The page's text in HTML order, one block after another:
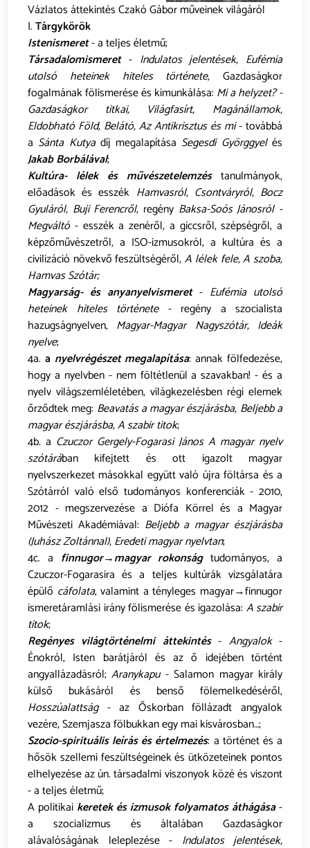
Vázlatos áttekintés Czakó Gábor műveinek világáról
I.Tárgykörök
Istenismeret- a teljes életmű;
Társadalomismeret- Indulatos jelentések, Eufémia
utolsó heteinek hiteles története, Gazdaságkor
fogalmának fölismerése és kimunkálása: Mi a helyzet? -
Gazdaságkor titkai, Világfasírt, Magánállamok,
Eldobható Föld, Belátó, Az Antikrisztus és mi- továbbá
a Sánta Kutyadíj megalapítása Segesdi Györggyelés
Jakab Borbálával;
Kultúra- lélek és művészetelemzéstanulmányok,
előadások és esszék Hamvasról, Csontváryról, Bocz
Gyuláról, Buji Ferencről, regény Baksa-Soós Jánosról -
Megváltó- esszék a zenéről, a giccsről, szépségről, a
képzőművészetről, a ISO-izmusokról, a kultúra és a
civilizáció növekvő feszültségéről,A lélek fele, A szoba,
Hamvas Szótár;
Magyarság- és anyanyelvismeret- Eufémia utolsó
heteinek hiteles története- regény a szocialista
hazugságnyelven, Magyar-Magyar Nagyszótár, Ideák
nyelve;
4a. a nyelvrégészet megalapítása: annak fölfedezése,
hogy a nyelvben - nem föltétlenül a szavakban! - és a
nyelv világszemléletében, világkezelésben régi elemek
őrződtek meg: Beavatás a magyar észjárásba, Beljebb a
magyar észjárásba, A szabir titok;
4b. a Czuczor Gergely-Fogarasi János A magyar nyelv
szótárában kifejtett és ott igazolt magyar
nyelvszerkezet másokkal együtt való újra föltársa és a
Szótárról való első tudományos konferenciák - 2010,
2012 - megszervezése a Diófa Körrel és a Magyar
Művészeti Akadémiával: Beljebb a magyar észjárásba
(Juhász Zoltánnal), Eredeti magyar nyelvtan;
4c. a finnugor→magyar rokonságtudományos, a
Czuczor-Fogarasira és a teljes kultúrák vizsgálatára
épülő cáfolata, valamint a tényleges magyar→finnugor
ismeretáramlási irány fölismerése és igazolása: A szabir
titok;
Regényes világtörténelmi áttekintés- Angyalok-
Énokról, Isten barátjáról és az ő idejében történt
angyallázadásról;Aranykapu- Salamon magyar király
külső bukásáról és benső fölemelkedéséről,
Hosszúalattság- az Őskorban föllázadt angyalok
vezére, Szemjasza fölbukkan egy mai kisvárosban…;
Szocio-spirituális leírás és értelmezés: a történet és a
hősök szellemi feszültségeinek és ütközeteinek pontos
elhelyezése az ún. társadalmi viszonyok közé és viszont
- a teljes életmű;
A politikai keretek és izmusok folyamatos áthágása-
a szocializmus és általában Gazdaságkor
alávalóságának leleplezése - Indulatos jelentések,